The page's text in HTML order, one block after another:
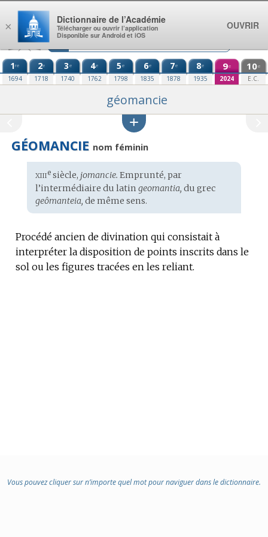
Aller au contenu
1re
1694
2e
1718
3e
1740
4e
1762
5e
1798
6e
1835
7e
1878
8e
1935
9e
2024
10e
E.C.
géomancie
GÉOMANCIE nom féminin
Étymologie
:
xiiiesiècle, jomancie. Emprunté, par
l’intermédiaire du latin geomantia, du grec
geômanteia, de même sens.
Procédé ancien de divination qui consistait à
interpréter la disposition de points inscrits dans le
sol ou les figures tracées en les reliant.
Vous pouvez cliquer sur n’importe quel mot pour naviguer dans le dictionnaire.
×
Dictionnaire de l’Académie
Télécharger ou ouvrir l’application
Disponible sur Android et iOS
OUVRIR